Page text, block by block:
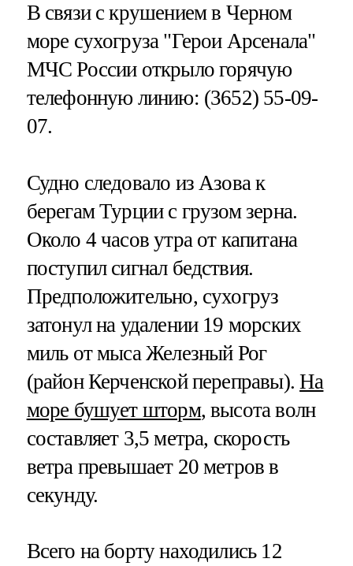
В связи с крушением в Черном
море сухогруза "Герои Арсенала"
МЧС России открыло горячую
телефонную линию: (3652) 55-09-
07.
Судно следовало из Азова к
берегам Турции с грузом зерна.
Около 4 часов утра от капитана
поступил сигнал бедствия.
Предположительно, сухогруз
затонул на удалении 19 морских
миль от мыса Железный Рог
(район Керченской переправы).На
море бушует шторм, высота волн
составляет 3,5 метра, скорость
ветра превышает 20 метров в
секунду.
Всего на борту находились 12